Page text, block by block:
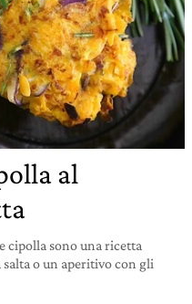
al
cipolla sono una ricetta
o un aperitivo con gli